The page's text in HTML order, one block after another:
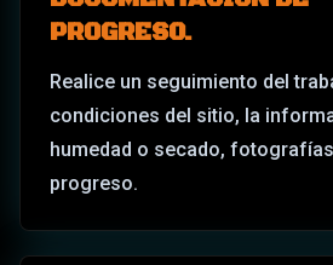
PROGRESO.
Realice un seguimiento del
condiciones del sitio, la
humedad o secado,
progreso.